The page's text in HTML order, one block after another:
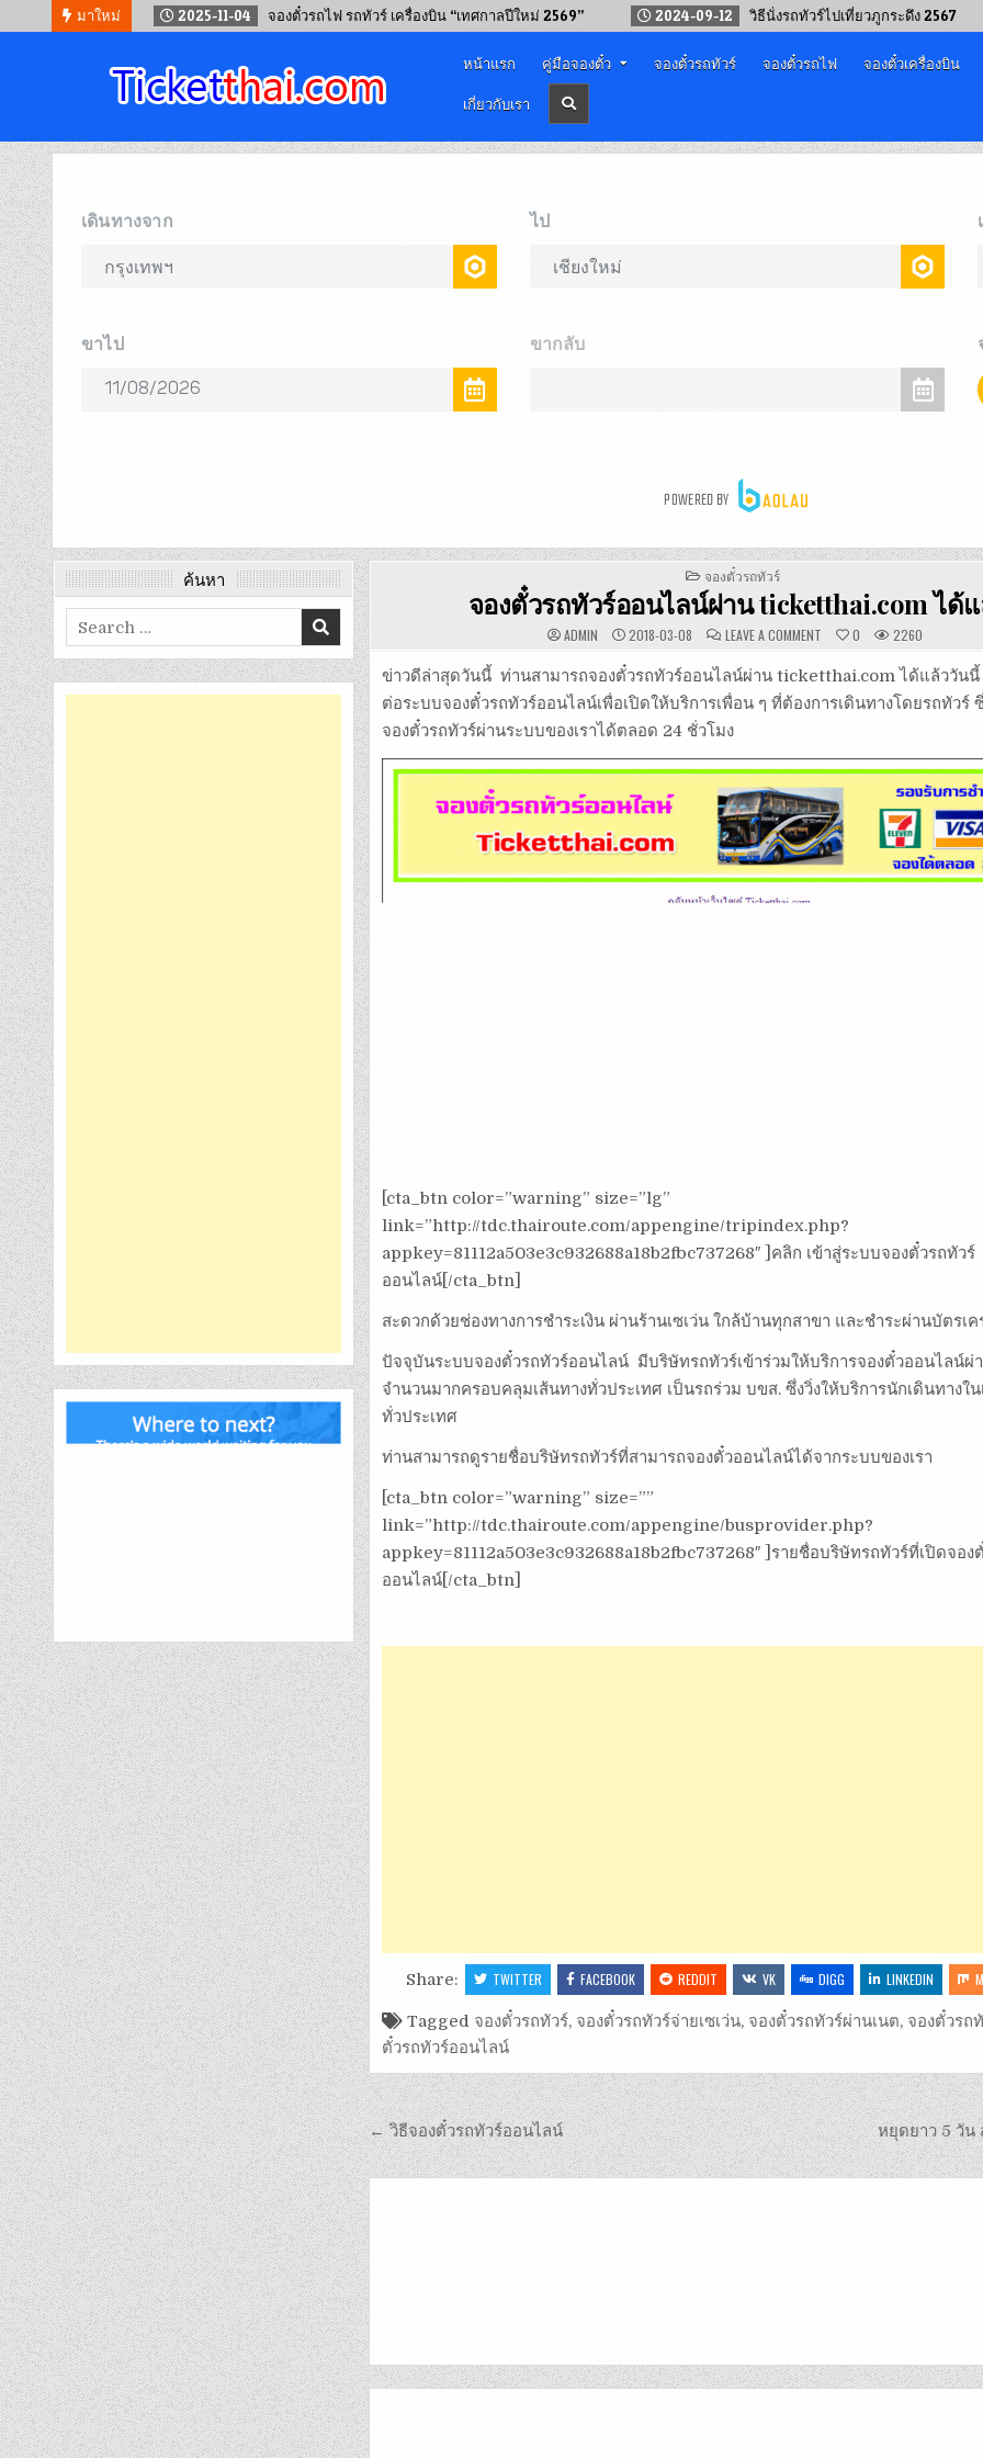
มาใหม่ 2025-11-04 จองตั๋วรถไฟ รถทัวร์ เครื่องบิน “เทศกาลปีใหม่ 2569” 2024-09-12 วิธีนั่งรถทัวร์ไปเที่ยวภูกระดึง 2567
จองตั๋วออนไลน์
หน้าแรก คู่มือจองตั๋ว จองตั๋วรถทัวร์ จองตั๋วรถไฟ
จองตั๋วเครื่องบิน
เกี่ยวกับเรา
POSTED
IN
จองตั๋วรถทัวร์
จองตั๋วรถทัวร์ออนไลน์ผ่าน ticketthai.com ได้
ADMIN 2018-03-08 LEAVE A COMMENT ON
จอง
รถ
ทัวร์
ออนไลน์
ผ่าน
0 2260
ข่าวดีล่าสุดวันนี้ ท่านสามารถจองตั๋วรถทัวร์ออนไลน์ผ่าน ticketthai.com ได้แล้ววันนี้
ต่อระบบจองตั๋วรถทัวร์ออนไลน์เพื่อเปิดให้บริการเพื่อน ๆ ที่ต้องการเดินทางโดยรถทัวร์
จองตั๋วรถทัวร์ผ่านระบบของเราได้ตลอด 24 ชั่วโมง
[cta_btn color=”warning” size=”lg”
link=”http://tdc.thairoute.com/appengine/tripindex.php?
appkey=81112a503e3c932688a18b2fbc737268″ ]คลิก เข้าสู่ระบบจองตั๋วรถทัวร์
ออนไลน์[/cta_btn]
สะดวกด้วยช่องทางการชำระเงิน ผ่านร้านเซเว่น ใกล้บ้านทุกสาขา และชำระผ่านบัตรเ
ปัจจุบันระบบจองตั๋วรถทัวร์ออนไลน์ มีบริษัทรถทัวร์เข้าร่วมให้บริการจองตั๋วออนไลน์ผ่
จำนวนมากครอบคลุมเส้นทางทั่วประเทศ เป็นรถร่วม บขส. ซึ่งวิ่งให้บริการนักเดินทางใน
ทั่วประเทศ
ท่านสามารถดูรายชื่อบริษัทรถทัวร์ที่สามารถจองตั๋วออนไลน์ได้จากระบบของเรา
[cta_btn color=”warning” size=””
link=”http://tdc.thairoute.com/appengine/busprovider.php?
appkey=81112a503e3c932688a18b2fbc737268″ ]รายชื่อบริษัทรถทัวร์ที่เปิดจอง
ออนไลน์[/cta_btn]
Share: TWITTER FACEBOOK REDDIT VK DIGG LINKEDIN
Tagged จองตั๋วรถทัวร์, จองตั๋วรถทัวร์จ่ายเซเว่น, จองตั๋วรถทัวร์ผ่านเนต, จองตั๋วรถ
ตั๋วรถทัวร์ออนไลน์
หยุดยาว 5 วัน
← วิธีจองตั๋วรถทัวร์ออนไลน์
ค้นหา
Search
for: